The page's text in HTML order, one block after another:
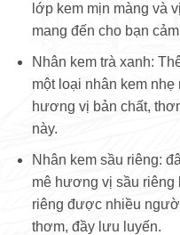
lớp kem mịn màng và
mang đến cho bạn
Nhân kem trà xanh:
một loại nhân kem
hương vị bản chất,
này.
Nhân kem sầu riêng:
mê hương vị sầu riêng
riêng được nhiều
thơm, đầy lưu luyến.